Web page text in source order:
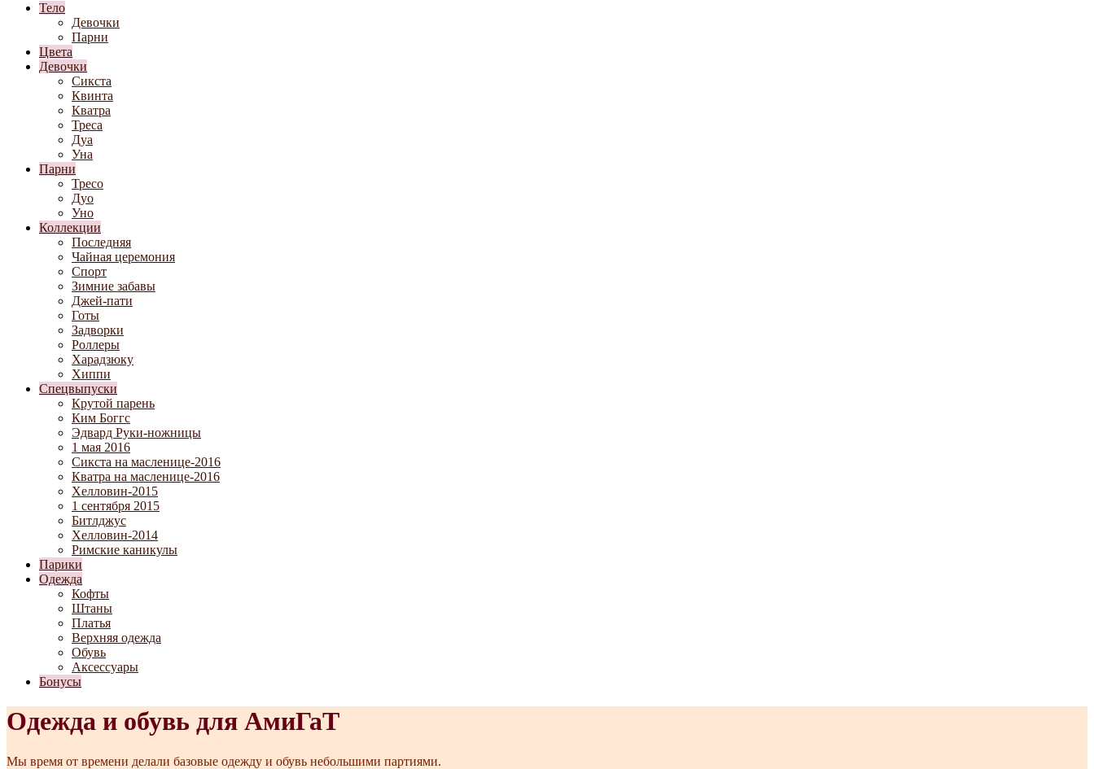
Тело
Девочки
Парни
Цвета
Девочки
Сикста
Квинта
Кватра
Треса
Дуа
Уна
Парни
Тресо
Дуо
Уно
Коллекции
Последняя
Чайная церемония
Спорт
Зимние забавы
Джей-пати
Готы
Задворки
Роллеры
Харадзюку
Хиппи
Спецвыпуски
Крутой парень
Ким Боггс
Эдвард Руки-ножницы
1 мая 2016
Сикста на масленице-2016
Кватра на масленице-2016
Хелловин-2015
1 сентября 2015
Битлджус
Хелловин-2014
Римские каникулы
Парики
Одежда
Кофты
Штаны
Платья
Верхняя одежда
Обувь
Аксессуары
Бонусы
Одежда и обувь для АмиГаТ
Мы время от времени делали базовые одежду и обувь небольшими партиями.